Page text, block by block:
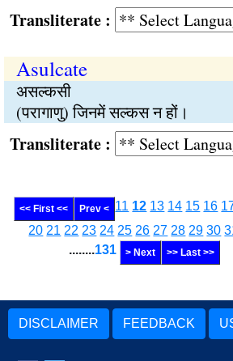
:
Asulcate
असल्कसी
(परागाणु) जिनमें सल्कस न हों।
:
<< First << Prev < 11 12 13 14 15 16
20 21 22 23 24 25 26 27 28 29 30
........131 > Next >> Last >>
DISCLAIMER FEEDBACK